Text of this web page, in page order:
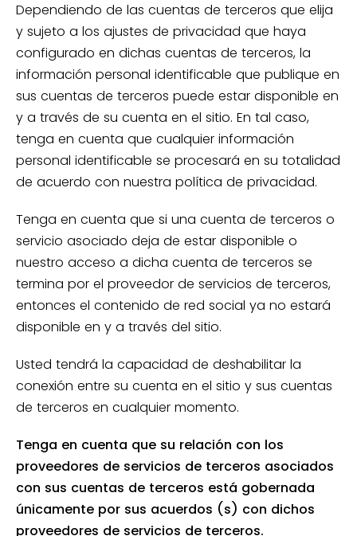
Dependiendo de las cuentas de terceros que elija
y sujeto a los ajustes de privacidad que haya
configurado en dichas cuentas de terceros, la
información personal identificable que publique en
sus cuentas de terceros puede estar disponible en
y a través de su cuenta en el sitio. En tal caso,
tenga en cuenta que cualquier información
personal identificable se procesará en su totalidad
de acuerdo con nuestra política de privacidad.
Tenga en cuenta que si una cuenta de terceros o
servicio asociado deja de estar disponible o
nuestro acceso a dicha cuenta de terceros se
termina por el proveedor de servicios de terceros,
entonces el contenido de red social ya no estará
disponible en y a través del sitio.
Usted tendrá la capacidad de deshabilitar la
conexión entre su cuenta en el sitio y sus cuentas
de terceros en cualquier momento.
Tenga en cuenta que su relación con los
proveedores de servicios de terceros asociados
con sus cuentas de terceros está gobernada
únicamente por sus acuerdos (s) con dichos
proveedores de servicios de terceros.